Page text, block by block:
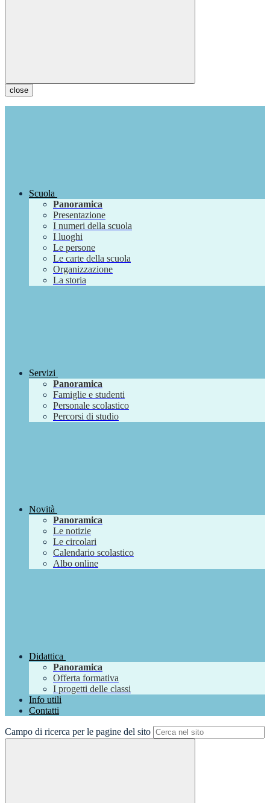
close
Scuola
Panoramica
Presentazione
I numeri della scuola
I luoghi
Le persone
Le carte della scuola
Organizzazione
La storia
Servizi
Panoramica
Famiglie e studenti
Personale scolastico
Percorsi di studio
Novità
Panoramica
Le notizie
Le circolari
Calendario scolastico
Albo online
Didattica
Panoramica
Offerta formativa
I progetti delle classi
Info utili
Contatti
Campo di ricerca per le pagine del sito